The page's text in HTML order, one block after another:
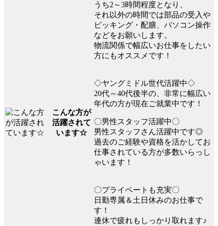
うち2～3時間程度となり、
それ以外の時間では部品の受入や
ピッキング・配膳、パソコン操作
などをお願いします。
物流関係で幅広いお仕事をしたい
方にもオススメです！
こんな方が
活躍されて
います☆
◇ヤングミドル世代活躍中◇
20代～40代後半の、非常に幅広い
年代の方が現在ご就業中です！
〇男性スタッフ活躍中〇
男性スタッフさん活躍中です◎
過去のご経験や資格を活かしてお
仕事されている方が多数いらっし
ゃいます！
〇プライベートも充実〇
日勤専属＆土日休みのお仕事で
す！
連休で疲れもしっかり取れます♪